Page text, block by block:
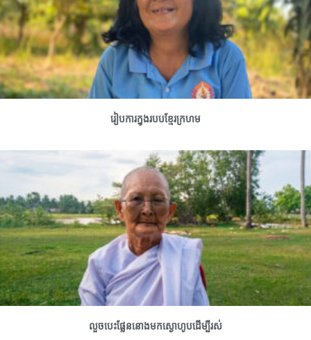
រៀបការក្នុងរបបខ្មែរក្រហម
លួចបេះផ្លែននោងមកស្ងោហូបដើម្បីរស់